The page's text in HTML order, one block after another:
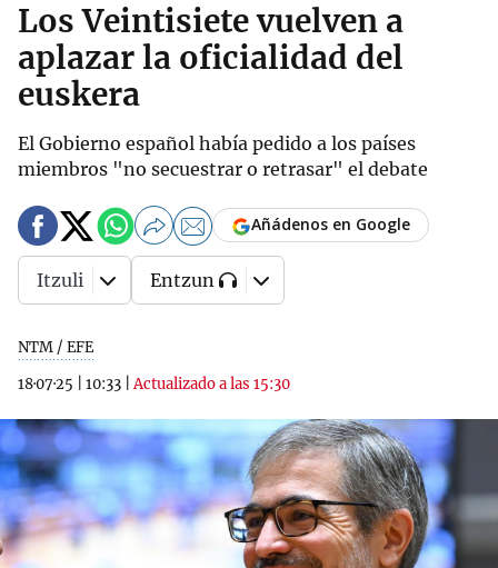
Los Veintisiete vuelven a
aplazar la oficialidad del
euskera
El Gobierno español había pedido a los países
miembros "no secuestrar o retrasar" el debate
NTM / EFE
18·07·25
10:33 |Actualizado a las 15:30
Añádenos en Google
Itzuli Entzun